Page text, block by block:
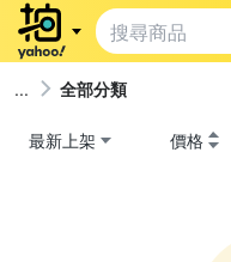
全部分類
最新上架 價格